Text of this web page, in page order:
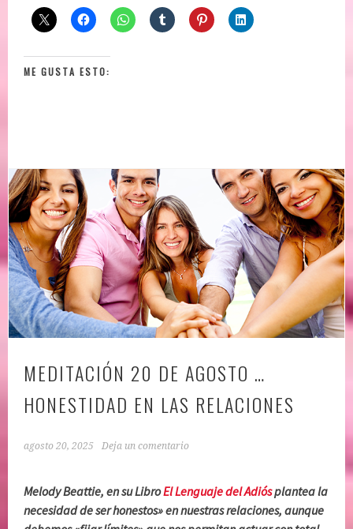
ME GUSTA ESTO:
MEDITACIÓN 20 DE AGOSTO …
HONESTIDAD EN LAS RELACIONES
agosto 20, 2025 Deja un comentario
Melody Beattie, en su LibroEl Lenguaje del Adiósplantea la
necesidad de ser honestos» en nuestras relaciones, aunque